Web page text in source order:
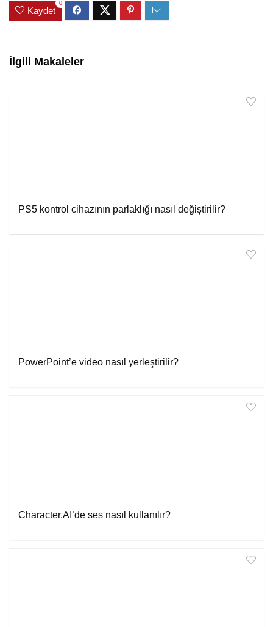
Kaydet
0
İlgili Makaleler
PS5 kontrol cihazının parlaklığı nasıl değiştirilir?
PowerPoint’e video nasıl yerleştirilir?
Character.AI’de ses nasıl kullanılır?